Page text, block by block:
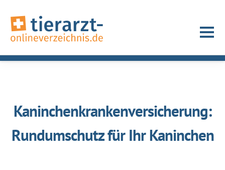
Kaninchenkrankenversicherung:
Rundumschutz für Ihr Kaninchen